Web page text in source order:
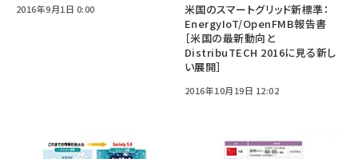
2016年9月1日 0:00
米国のスマートグリッド新標準：
EnergyIoT/OpenFMB報告書
［米国の最新動向と
DistribuTECH 2016に見る新し
い展開］
2016年10月19日 12:02